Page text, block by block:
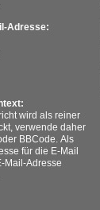
Adresse:
wird als reiner
verwende daher
BBCode. Als
für die E-Mail
Mail-Adresse